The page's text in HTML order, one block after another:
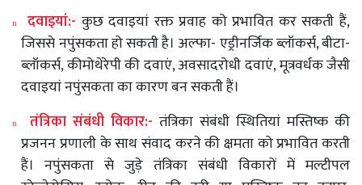
n दवाइयां:- कुछ दवाइयां रक्त प्रवाह को प्रभावित कर सकती हैं,
जिससेनपुंसकताहोसकतीहै। अल्फा- एड्रीनर्जिकब्लॉकर्स,बीटा-
ब्लॉकर्स,कीमोथेरेपीकीदवाएं,अवसादरोधीदवाएं,मूत्रवर्धकजैसी
दवाइयांनपुंसकताकाकारणबनसकतीहैं।
n तंत्रिका संबंधी विकार:- तंत्रिका संबंधी स्थितियां मस्तिष्क की
प्रजननप्रणालीकेसाथसंवादकरनेकीक्षमताकोप्रभावितकरती
हैं। नपुंसकता से जुड़े तंत्रिका संबंधी विकारों में मल्टीपल